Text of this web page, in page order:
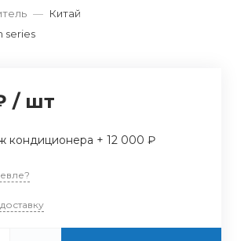
— Китай
series
/ шт
кондиционера + 12 000 ₽